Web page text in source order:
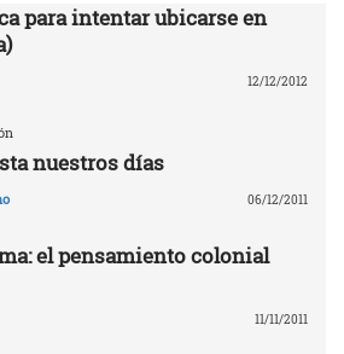
para intentar ubicarse en
12/12/2012
nuestros días
06/12/2011
el pensamiento colonial
11/11/2011